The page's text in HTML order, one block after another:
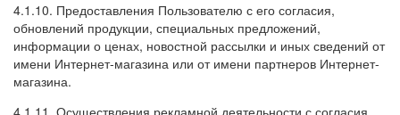
4.1.10. Предоставления Пользователю с его согласия,
обновлений продукции, специальных предложений,
информации о ценах, новостной рассылки и иных сведений от
имени Интернет-магазина или от имени партнеров Интернет-
магазина.
4.1.11. Осуществления рекламной деятельности с согласия